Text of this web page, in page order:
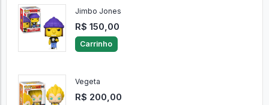
Jimbo Jones
R$ 150,00
Carrinho
Vegeta
R$ 200,00